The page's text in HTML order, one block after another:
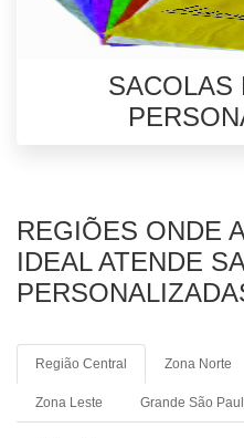
SACOLAS
REGIÕES ONDE
IDEAL ATENDE
Região Central Zona Norte
Zona Leste Grande São